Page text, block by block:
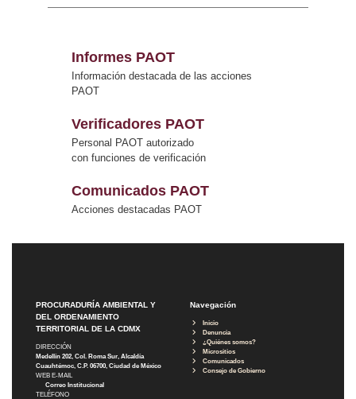
Informes PAOT
Información destacada de las acciones
PAOT
Verificadores PAOT
Personal PAOT autorizado
con funciones de verificación
Comunicados PAOT
Acciones destacadas PAOT
PROCURADURÍA AMBIENTAL Y
DEL ORDENAMIENTO
TERRITORIAL DE LA CDMX
DIRECCIÓN
Medellín 202, Col. Roma Sur, Alcaldía
Cuauhtémoc, C.P. 06700, Ciudad de México
WEB E-MAIL
Correo Institucional
TELÉFONO
Navegación
Inicio
Denuncia
¿Quiénes somos?
Micrositios
Comunicados
Consejo de Gobierno